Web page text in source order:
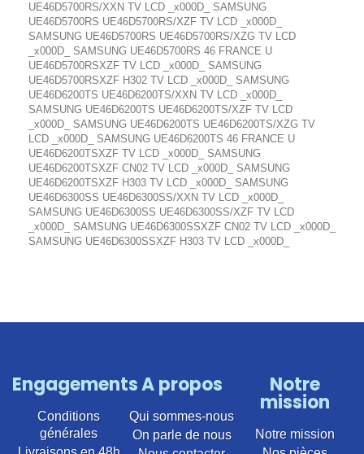
UE46D5700RS/XXN TV LCD _x000D_ SAMSUNG
UE46D5700RS UE46D5700RS/XZF TV LCD _x000D_
SAMSUNG UE46D5700RS UE46D5700RS/XZG TV LCD
_x000D_ SAMSUNG UE46D5700RS 46 FRANCE U
UE46D5700RSXZF TV LCD _x000D_ SAMSUNG
UE46D5700RSXZF H302 TV LCD _x000D_ SAMSUNG
UE46D6200TS UE46D6200TS/XXN TV LCD _x000D_
SAMSUNG UE46D6200TS UE46D6200TS/XZF TV LCD
_x000D_ SAMSUNG UE46D6200TS UE46D6200TS/XZG TV
LCD _x000D_ SAMSUNG UE46D6200TS 46 FRANCE U
UE46D6200TSXZF TV LCD _x000D_ SAMSUNG
UE46D6200TSXZF CN02 TV LCD _x000D_ SAMSUNG
UE46D6200TSXZF H303 TV LCD _x000D_ SAMSUNG
UE46D6300SS UE46D6300SS/XXN TV LCD _x000D_
SAMSUNG UE46D6300SS UE46D6300SS/XZF TV LCD
_x000D_ SAMSUNG UE46D6300SSXZF CN02 TV LCD _x000D_
SAMSUNG UE46D6300SSXZF H303 TV LCD _x000D_
Engagements
Conditions
générales
A propos
Qui sommes-nous
On parle de nous
Notre
mission
Notre mission